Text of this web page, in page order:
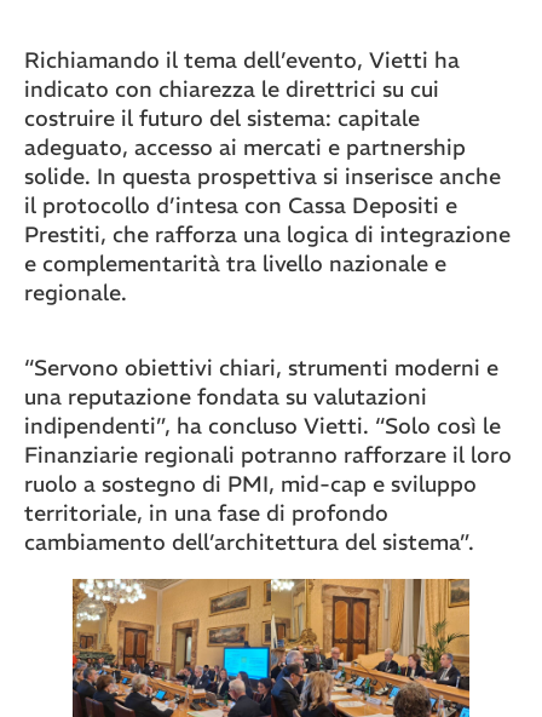
Richiamando il tema dell’evento, Vietti ha
indicato con chiarezza le direttrici su cui
costruire il futuro del sistema: capitale
adeguato, accesso ai mercati e partnership
solide. In questa prospettiva si inserisce anche
il protocollo d’intesa con Cassa Depositi e
Prestiti, che rafforza una logica di integrazione
e complementarità tra livello nazionale e
regionale.
“Servono obiettivi chiari, strumenti moderni e
una reputazione fondata su valutazioni
indipendenti”, ha concluso Vietti. “Solo così le
Finanziarie regionali potranno rafforzare il loro
ruolo a sostegno di PMI, mid-cap e sviluppo
territoriale, in una fase di profondo
cambiamento dell’architettura del sistema”.